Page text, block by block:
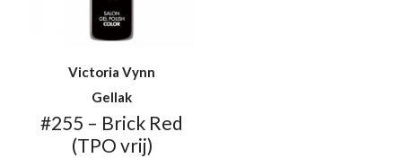
Victoria Vynn
Gellak
#255 – Brick Red
(TPO vrij)